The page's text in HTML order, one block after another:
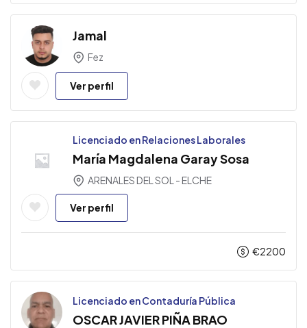
Jamal
Fez
Ver perfil
Licenciado en Relaciones Laborales
María Magdalena Garay Sosa
ARENALES DEL SOL - ELCHE
Ver perfil
€2200
Licenciado en Contaduría Pública
OSCAR JAVIER PIÑA BRAO